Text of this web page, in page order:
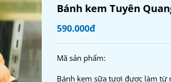
Bánh kem Tuyên
590.000đ
Mã sản phẩm:
Bánh kem sữa tươi được làm từ